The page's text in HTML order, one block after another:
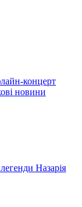
концерт
новини
Назарія